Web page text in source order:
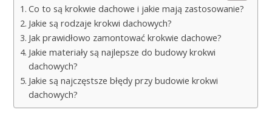
Co to są krokwie dachowe i jakie mają zastosowanie?
Jakie są rodzaje krokwi dachowych?
Jak prawidłowo zamontować krokwie dachowe?
Jakie materiały są najlepsze do budowy krokwi
dachowych?
Jakie są najczęstsze błędy przy budowie krokwi
dachowych?